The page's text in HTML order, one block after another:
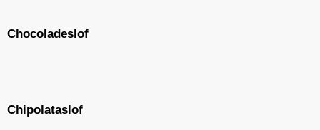
Chocoladeslof
Chipolataslof